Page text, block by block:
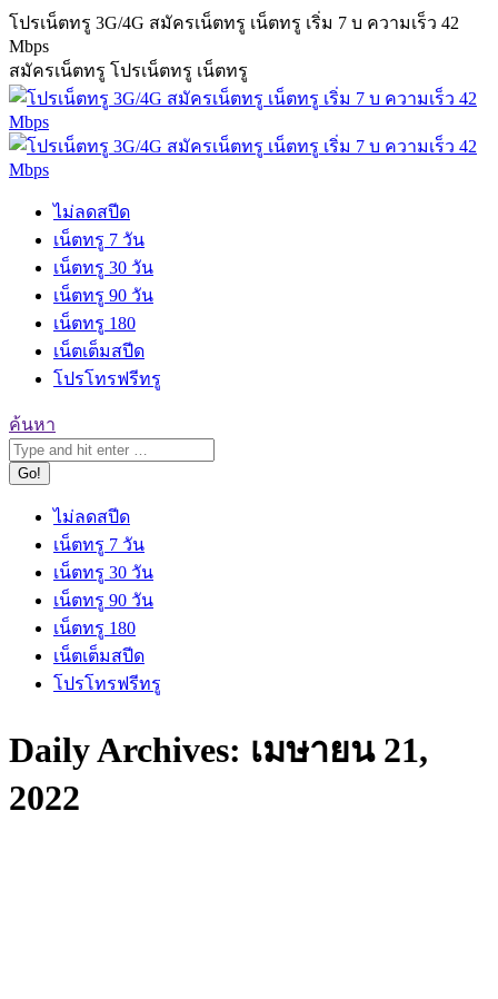
Skip
to
content
โปรเน็ตทรู 3G/4G สมัครเน็ตทรู เน็ตทรู เริ่ม 7 บ ความเร็ว 42
Mbps
สมัครเน็ตทรู โปรเน็ตทรู เน็ตทรู
ไม่ลดสปีด
เน็ตทรู 7 วัน
เน็ตทรู 30 วัน
เน็ตทรู 90 วัน
เน็ตทรู 180
เน็ตเต็มสปีด
โปรโทรฟรีทรู
Search:
ค้นหา
ไม่ลดสปีด
เน็ตทรู 7 วัน
เน็ตทรู 30 วัน
เน็ตทรู 90 วัน
เน็ตทรู 180
เน็ตเต็มสปีด
โปรโทรฟรีทรู
Daily Archives: เมษายน 21,
2022